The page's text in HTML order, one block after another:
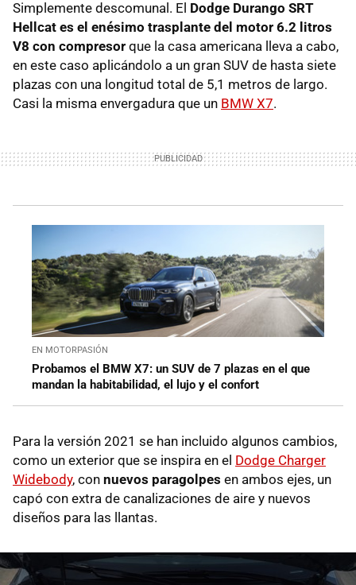
Simplemente descomunal. El Dodge Durango SRT
Hellcat es el enésimo trasplante del motor 6.2 litros
V8 con compresor que la casa americana lleva a cabo,
en este caso aplicándolo a un gran SUV de hasta siete
plazas con una longitud total de 5,1 metros de largo.
Casi la misma envergadura que un BMW X7.
EN MOTORPASIÓN
Probamos el BMW X7: un SUV de 7 plazas en el que
mandan la habitabilidad, el lujo y el confort
Para la versión 2021 se han incluido algunos cambios,
como un exterior que se inspira en el Dodge Charger
Widebody, con nuevos paragolpes en ambos ejes, un
capó con extra de canalizaciones de aire y nuevos
diseños para las llantas.